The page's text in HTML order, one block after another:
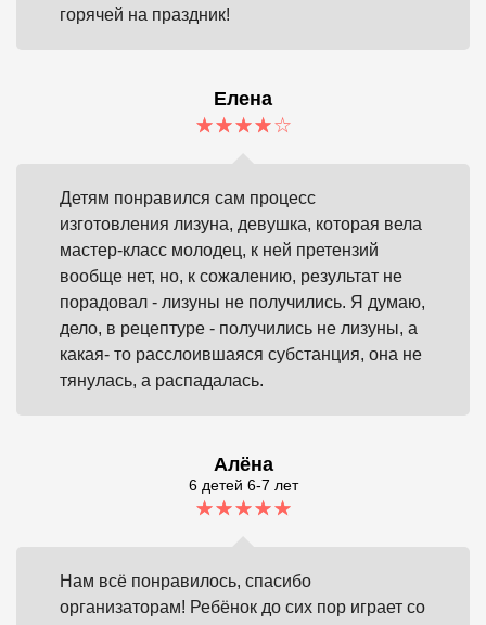
горячей на праздник!
Елена
Детям понравился сам процесс
изготовления лизуна, девушка, которая вела
мастер-класс молодец, к ней претензий
вообще нет, но, к сожалению, результат не
порадовал - лизуны не получились. Я думаю,
дело, в рецептуре - получились не лизуны, а
какая- то расслоившаяся субстанция, она не
тянулась, а распадалась.
Алёна
6 детей 6-7 лет
Нам всё понравилось, спасибо
организаторам! Ребёнок до сих пор играет со